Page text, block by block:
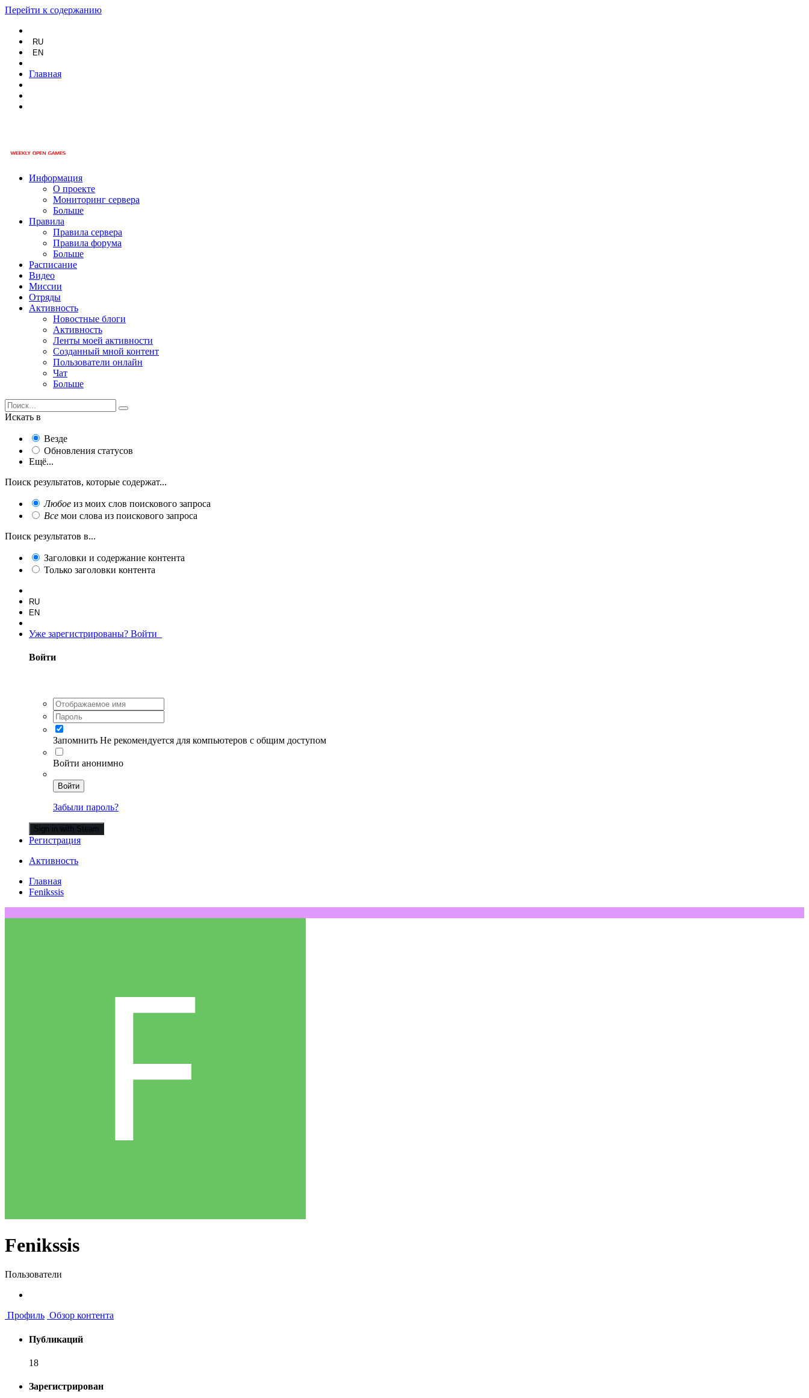
Перейти к содержанию
RU
EN
Главная
Информация
О проекте
Мониторинг сервера
Больше
Правила
Правила сервера
Правила форума
Больше
Расписание
Видео
Миссии
Отряды
Активность
Новостные блоги
Активность
Ленты моей активности
Созданный мной контент
Пользователи онлайн
Чат
Больше
Искать в
Везде
Обновления статусов
Ещё...
Поиск результатов, которые содержат...
Любое из моих слов поискового запроса
Все мои слова из поискового запроса
Поиск результатов в...
Заголовки и содержание контента
Только заголовки контента
RU
EN
Уже зарегистрированы? Войти
Войти
Запомнить Не рекомендуется для компьютеров с общим доступом
Войти анонимно
Войти
Забыли пароль?
Sign in with Steam
Регистрация
Активность
Главная
Fenikssis
Fenikssis
Пользователи
Профиль Обзор контента
Публикаций
18
Зарегистрирован